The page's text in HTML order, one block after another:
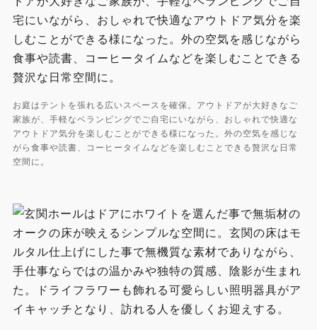
お庭はテントを張れる広いスペースを確保。アウトドアが大好きなご
家族が、手軽なベランピングでご自宅にいながら、おしゃれで快適な
アウトドア気分を楽しむことができる様になった。外の空気を感じな
がら食事や読書、コーヒータイムなどを楽しむことできる贅沢な日常
空間に。